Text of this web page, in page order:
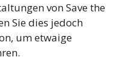
von Save the
Sie dies jedoch
um etwaige